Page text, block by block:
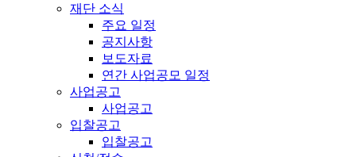
재단 소식
주요 일정
공지사항
보도자료
연간 사업공모 일정
사업공고
사업공고
입찰공고
입찰공고